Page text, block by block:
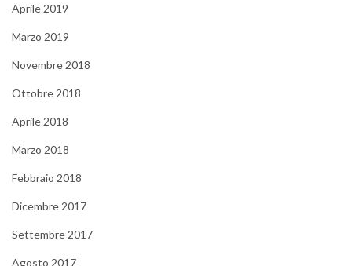
Aprile 2019
Marzo 2019
Novembre 2018
Ottobre 2018
Aprile 2018
Marzo 2018
Febbraio 2018
Dicembre 2017
Settembre 2017
Agosto 2017